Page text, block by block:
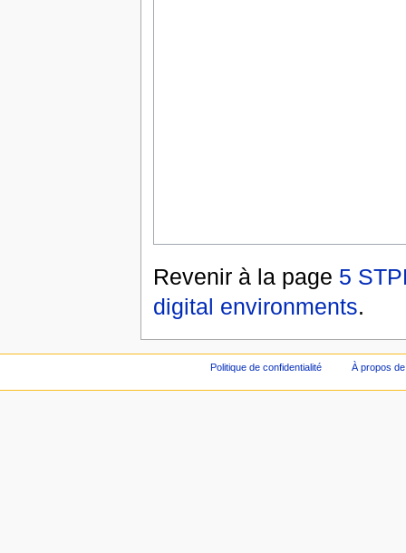
Revenir à la page 5
digital environments.
Politique de confidentialité À propos